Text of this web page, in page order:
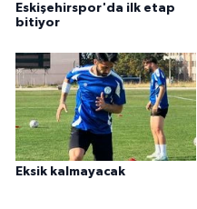
Eskişehirspor'da ilk etap
bitiyor
Eksik kalmayacak